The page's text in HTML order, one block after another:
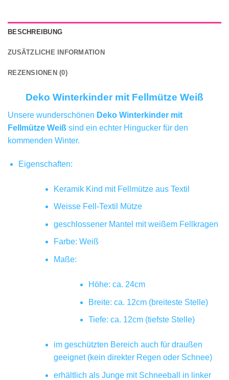
BESCHREIBUNG
ZUSÄTZLICHE INFORMATION
REZENSIONEN (0)
Deko Winterkinder mit Fellmütze Weiß
Unsere wunderschönen Deko Winterkinder mit
Fellmütze Weiß sind ein echter Hingucker für den
kommenden Winter.
Eigenschaften:
Keramik Kind mit Fellmütze aus Textil
Weisse Fell-Textil Mütze
geschlossener Mantel mit weißem Fellkragen
Farbe: Weiß
Maße:
Höhe: ca. 24cm
Breite: ca. 12cm (breiteste Stelle)
Tiefe: ca. 12cm (tiefste Stelle)
im geschützten Bereich auch für draußen
geeignet (kein direkter Regen oder Schnee)
erhältlich als Junge mit Schneeball in linker